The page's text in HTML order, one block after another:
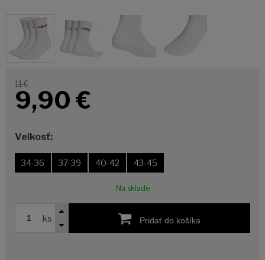
11 €
9,90 €
Veľkosť:
34-36 37-39 40-42 43-45
Na sklade
ks Pridať do košíka